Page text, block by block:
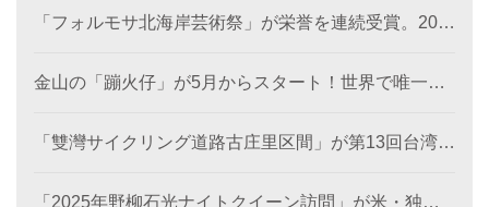
「フォルモサ北海岸芸術祭」が栄誉を連続受賞。202
もに2026年アメリカ「MUSEデザインアワード（金
金山の「蹦火仔」が5月からスタート！世界で唯一の
「雙灣サイクリング道路古庄里区間」が第13回台湾景
「2025年野柳石光ナイトクイーン訪問」が米・独・